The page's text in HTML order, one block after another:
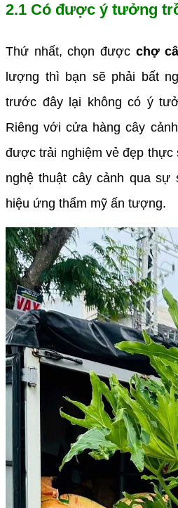
2.1 Có được ý tưởng
Thứ nhất, chọn được chợ
lượng thì bạn sẽ phải bất
trước đây lại không có ý
Riêng với cửa hàng cây
được trải nghiệm vẻ đẹp thực
nghệ thuật cây cảnh qua sự
hiệu ứng thẩm mỹ ấn tượng.